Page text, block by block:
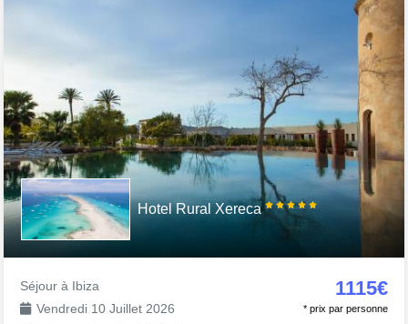
Hotel Rural Xereca
Séjour à Ibiza
Vendredi 10 Juillet 2026
1115€
* prix par personne